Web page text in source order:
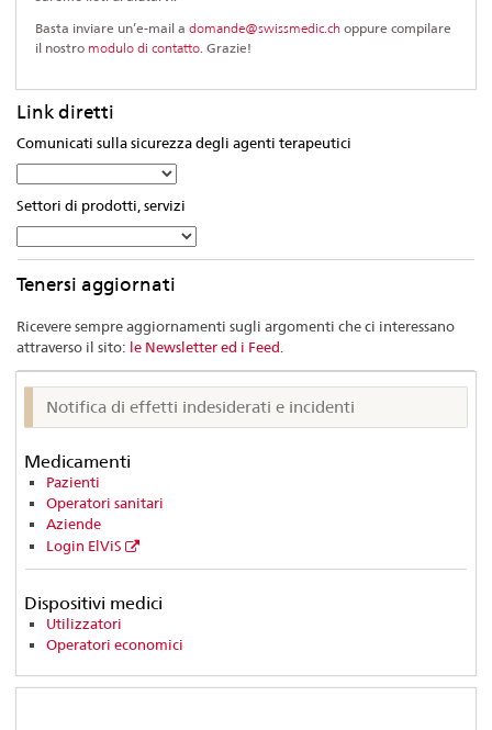
Basta inviare un’e-mail a domande@swissmedic.ch oppure compilare
il nostro modulo di contatto . Grazie!
Link diretti
Comunicati sulla sicurezza degli agenti terapeutici
elenco…
Settori di prodotti, servizi
dall'
elenco…
Tenersi aggiornati
Ricevere sempre aggiornamenti sugli argomenti che ci interessano
attraverso il sito: le Newsletter ed i Feed
Notifica di effetti indesiderati e incidenti
Medicamenti
Pazienti
Operatori sanitari
Aziende
Login ElViS
Dispositivi medici
Utilizzatori
Operatori economici